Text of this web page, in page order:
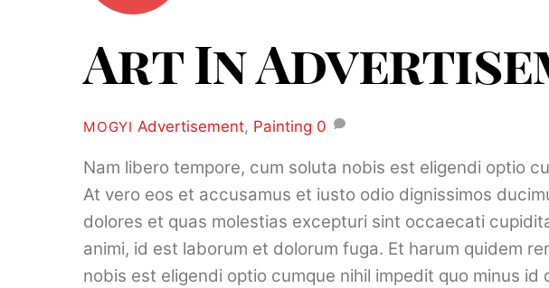
Art In
MOGYI Advertisement, Painting 0
Nam libero tempore, cum soluta nobis est eligendi optio
At vero eos et accusamus et iusto odio dignissimos
dolores et quas molestias excepturi sint occaecati
animi, id est laborum et dolorum fuga. Et harum quidem
nobis est eligendi optio cumque nihil impedit quo minus